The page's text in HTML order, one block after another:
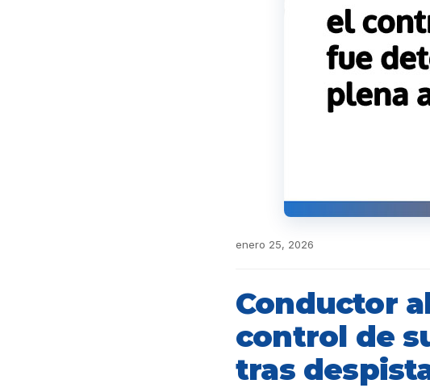
enero 25, 2026
Conductor
control de
tras